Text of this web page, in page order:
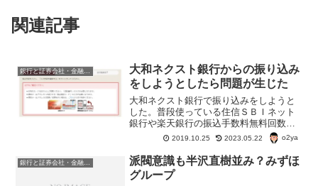
関連記事
大和ネクスト銀行からの振り込み
をしようとしたら問題が生じた
大和ネクスト銀行で振り込みをしようと
した。普段使っている住信ＳＢＩネット
銀行や楽天銀行の振込手数料無料回数を
超えそうになったので、大和ネクスト銀
行から振り込みをして、手数料を無料に
しようとしたのだ。でも、ちょっと問題
が生じた。
2019.10.25 2023.05.22 o2ya
銀行と証券会社・金融商品
派閥意識も半沢直樹並み？みずほ
グループ